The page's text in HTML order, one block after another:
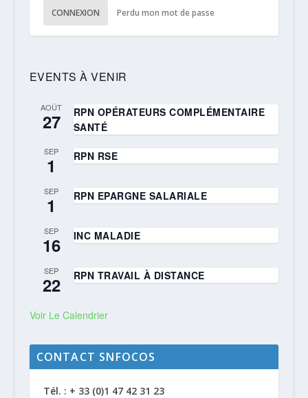
CONNEXION Perdu mon mot de passe
EVENTS À VENIR
AOÛT
27
RPN OPÉRATEURS COMPLÉMENTAIRE
SANTÉ
SEP
1 RPN RSE
SEP
1 RPN EPARGNE SALARIALE
SEP
16 INC MALADIE
SEP
22 RPN TRAVAIL À DISTANCE
Voir Le Calendrier
CONTACT SNFOCOS
Tél. : + 33 (0)1 47 42 31 23